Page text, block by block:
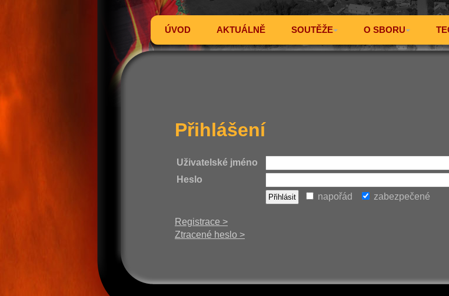
ÚVOD AKTUÁLNĚ SOUTĚŽE O SBORU
Přihlášení
Uživatelské jméno
Heslo
napořád
zabezpečené
Registrace >
Ztracené heslo >